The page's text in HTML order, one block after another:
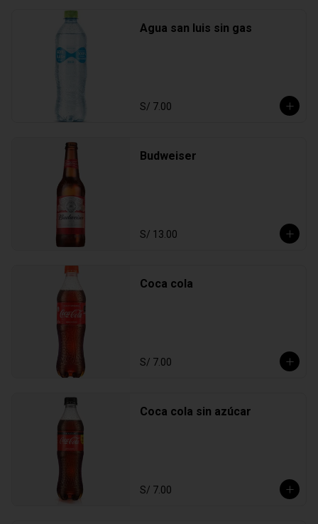
Agua san luis sin gas
S/ 7.00
Budweiser
S/ 13.00
Coca cola
S/ 7.00
Coca cola sin azúcar
S/ 7.00